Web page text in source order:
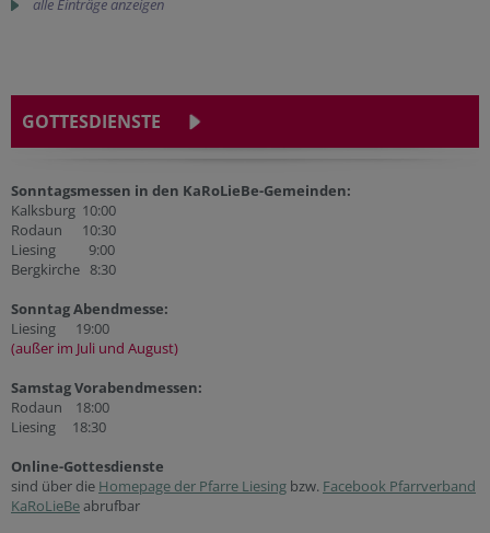
alle Einträge anzeigen
GOTTESDIENSTE
Sonntagsmessen in den KaRoLieBe-Gemeinden:
Kalksburg 10:00
Rodaun 10:30
Liesing 9:00
Bergkirche 8:30
Sonntag Abendmesse:
Liesing 19:00
(außer im Juli und August)
Samstag Vorabendmessen:
Rodaun 18:00
Liesing 18:30
Online-Gottesdienste
sind über die Homepage der Pfarre Liesing bzw. Facebook Pfarrverband
KaRoLieBeabrufbar